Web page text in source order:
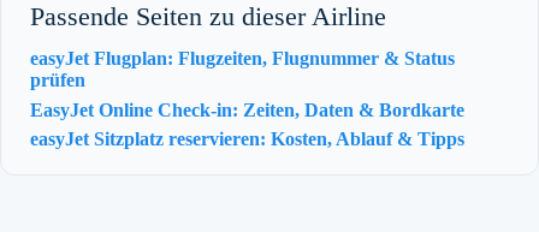
Passende Seiten zu dieser Airline
easyJet Flugplan: Flugzeiten, Flugnummer & Status
prüfen
EasyJet Online Check-in: Zeiten, Daten & Bordkarte
easyJet Sitzplatz reservieren: Kosten, Ablauf & Tipps